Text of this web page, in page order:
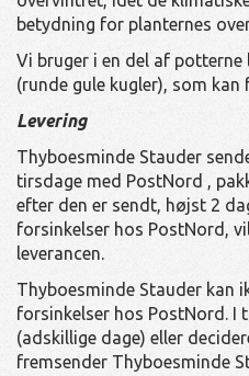
betydning for planternes
Vi bruger i en del af
(runde gule kugler), som
Levering
Thyboesminde Stauder
tirsdage med PostNord ,
efter den er sendt, højst 2
forsinkelser hos PostNord,
leverancen.
Thyboesminde Stauder kan
forsinkelser hos PostNord.
(adskillige dage) eller
fremsender Thyboesminde